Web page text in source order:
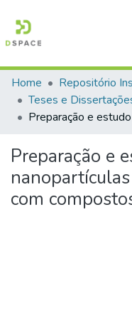
Communities &
All of DSpace
Statistics
Home
Preparação e
com